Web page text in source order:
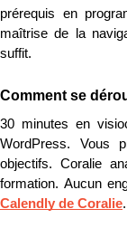
prérequis en
maîtrise de la
suffit.
Comment se
30 minutes en
WordPress. Vous
objectifs. Coralie
formation. Aucun
Calendly de Coralie.